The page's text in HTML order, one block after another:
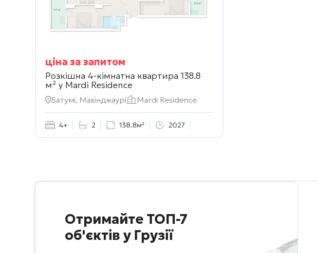
ціна за запитом
Розкішна 4-кімнатна квартира 138.8
м² у Mardi Residence
Батумі, Махінджаурі Mardi Residence
4+ 2 138.8м² 2027
Отримайте ТОП-7
об'єктів у Грузії